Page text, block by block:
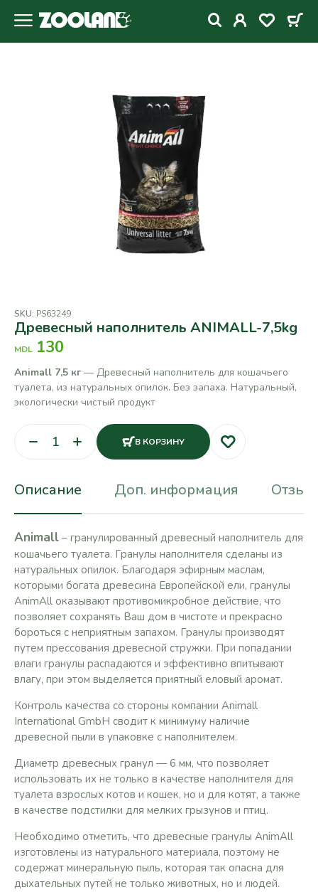
SKU: PS63249
Древесный наполнитель ANIMALL-7,5kg
MDL 130
Animall 7,5 кг— Древесный наполнитель для кошачьего
туалета, из натуральных опилок. Без запаха. Натуральный,
экологически чистый продукт
В КОРЗИНУ
Описание Доп. информация
Animall – гранулированный древесный наполнитель для
кошачьего туалета. Гранулы наполнителя сделаны из
натуральных опилок. Благодаря эфирным маслам,
которыми богата древесина Европейской ели, гранулы
AnimAll оказывают противомикробное действие, что
позволяет сохранять Ваш дом в чистоте и прекрасно
бороться с неприятным запахом. Гранулы производят
путем прессования древесной стружки. При попадании
влаги гранулы распадаются и эффективно впитывают
влагу, при этом выделяется приятный еловый аромат.
Контроль качества со стороны компании Animall
International GmbH сводит к минимуму наличие
древесной пыли в упаковке с наполнителем.
Диаметр древесных гранул — 6 мм, что позволяет
использовать их не только в качестве наполнителя для
туалета взрослых котов и кошек, но и для котят, а также
в качестве подстилки для мелких грызунов и птиц.
Необходимо отметить, что древесные гранулы AnimAll
изготовлены из натурального материала, поэтому не
содержат минеральную пыль, которая так опасна для
дыхательных путей не только животных, но и людей.